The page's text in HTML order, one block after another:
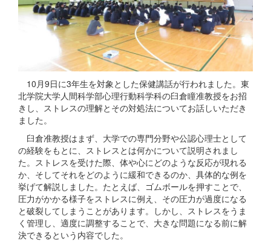
10月9日に3年生を対象とした保健講話が行われました。東
北学院大学人間科学部心理行動科学科の臼倉瞳准教授をお招
きし、ストレスの理解とその対処法についてお話しいただき
ました。
臼倉准教授はまず、大学での専門分野や公認心理士として
の経験をもとに、ストレスとは何かについて説明されまし
た。ストレスを受けた際、体や心にどのような反応が現れる
か、そしてそれをどのように緩和できるのか、具体的な例を
挙げて解説しました。たとえば、ゴムボールを押すことで、
圧力がかかる様子をストレスに例え、その圧力が過度になる
と破裂してしまうことがあります。しかし、ストレスをうま
く管理し、適度に調整することで、大きな問題になる前に解
決できるという内容でした。